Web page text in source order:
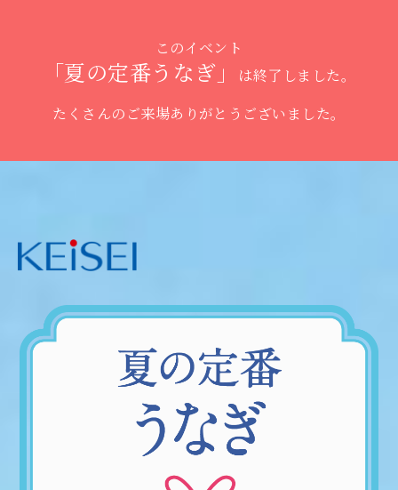
このイベント
「夏の定番うなぎ」
は終了しました。
たくさんのご来場ありがとうございました。